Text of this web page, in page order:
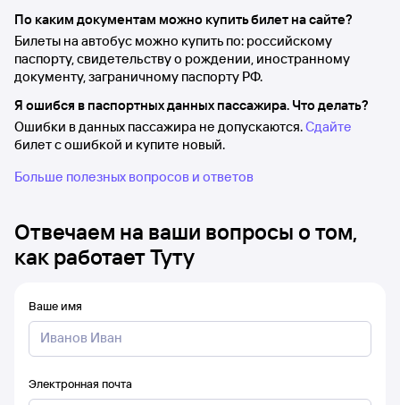
По каким документам можно купить билет на сайте?
Билеты на автобус можно купить по: российскому
паспорту, свидетельству о рождении, иностранному
документу, заграничному паспорту РФ.
Я ошибся в паспортных данных пассажира. Что делать?
Ошибки в данных пассажира не допускаются.Сдайте
билет с ошибкой и купите новый.
Больше полезных вопросов и ответов
Отвечаем на ваши вопросы о том,
как работает Туту
Ваше имя
Электронная почта